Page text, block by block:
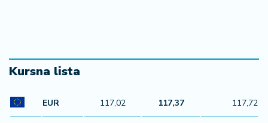
Kursna lista
EUR 117,02 117,37 117,72